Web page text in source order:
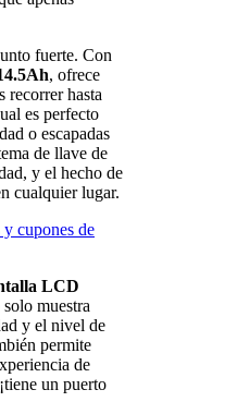
fuerte. Con
, ofrece
recorrer hasta
es perfecto
o escapadas
de llave de
y el hecho de
cualquier lugar.
LCD
muestra
y el nivel de
permite
de
un puerto